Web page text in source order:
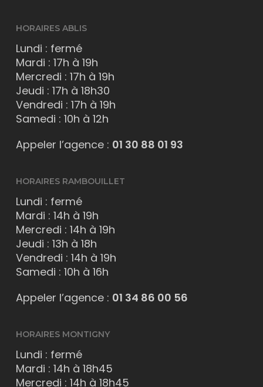
HORAIRES ABLIS
Lundi : fermé
Mardi : 17h à 19h
Mercredi : 17h à 19h
Jeudi : 17h à 18h30
Vendredi : 17h à 19h
Samedi : 10h à 12h
Appeler l’agence : 01 30 88 01 93
HORAIRES RAMBOUILLET
Lundi : fermé
Mardi : 14h à 19h
Mercredi : 14h à 19h
Jeudi : 13h à 18h
Vendredi : 14h à 19h
Samedi : 10h à 16h
Appeler l’agence : 01 34 86 00 56
HORAIRES MONTIGNY
Lundi : fermé
Mardi : 14h à 18h45
Mercredi : 14h à 18h45